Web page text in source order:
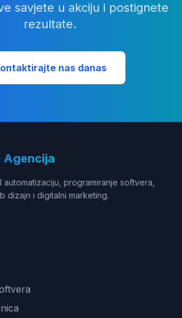
savjete u akciju i postignete
rezultate.
nas danas
Agencija
automatizaciju, programiranje softvera,
dizajn i digitalni marketing.